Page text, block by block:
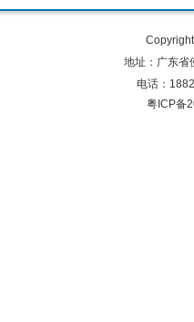
地址：广东省
电话：
粤ICP备